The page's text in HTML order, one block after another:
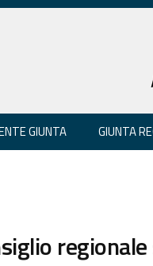
GIUNTA GIUNTA